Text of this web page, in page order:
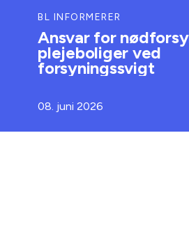
BL INFORMERER
Ansvar for
plejeboliger ved
forsyningssvigt
08. juni 2026